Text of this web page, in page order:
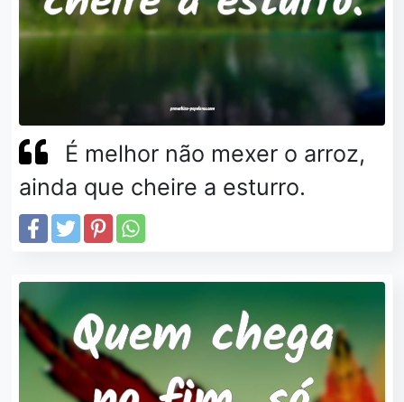
É melhor não mexer o arroz,
ainda que cheire a esturro.